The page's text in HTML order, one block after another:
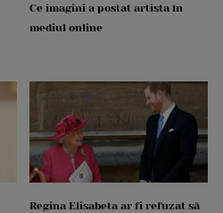
Ce imagini a postat artista în
mediul online
Regina Elisabeta ar fi refuzat să